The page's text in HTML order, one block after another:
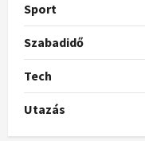
Sport
Szabadidő
Tech
Utazás